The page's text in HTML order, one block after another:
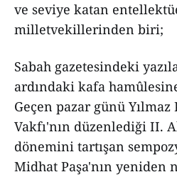
ve seviye katan
milletvekillerinden biri;
Sabah gazetesindeki
ardındaki kafa
Geçen pazar günü
Vakfı'nın düzenlediği II.
dönemini tartışan
Midhat Paşa'nın yeniden